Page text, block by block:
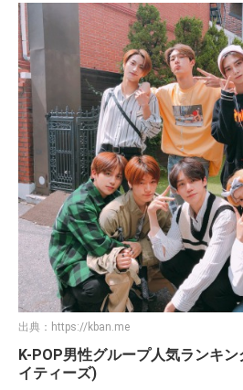
出典： https://kban.me
K-POP男性グループ人気ランキ
イティーズ)